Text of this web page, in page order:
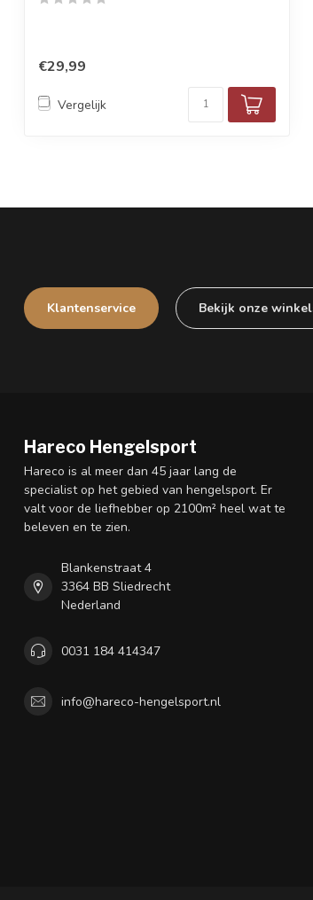
€29,99
Vergelijk
Klantenservice Bekijk onze
Hareco Hengelsport
Hareco is al meer dan 45 jaar lang de
specialist op het gebied van hengelsport. Er
valt voor de liefhebber op 2100m² heel wat te
beleven en te zien.
Blankenstraat 4
3364 BB Sliedrecht
Nederland
0031 184 414347
info@hareco-hengelsport.nl